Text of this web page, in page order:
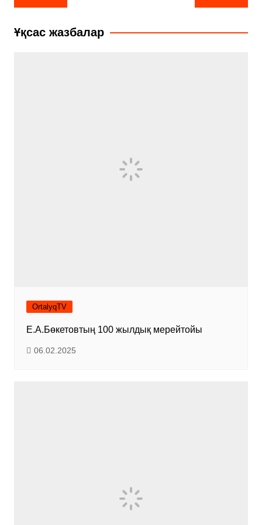
по
записям
Ұқсас жазбалар
OrtalyqTV
Е.А.Бөкетовтың 100 жылдық мерейтойы
06.02.2025